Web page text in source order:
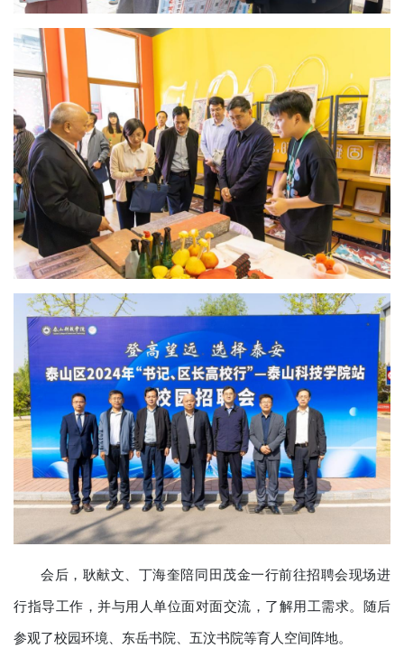
会后，耿献文、丁海奎陪同田茂金一行前往招聘会现场进
行指导工作，并与用人单位面对面交流，了解用工需求。随后
参观了校园环境、东岳书院、五汶书院等育人空间阵地。